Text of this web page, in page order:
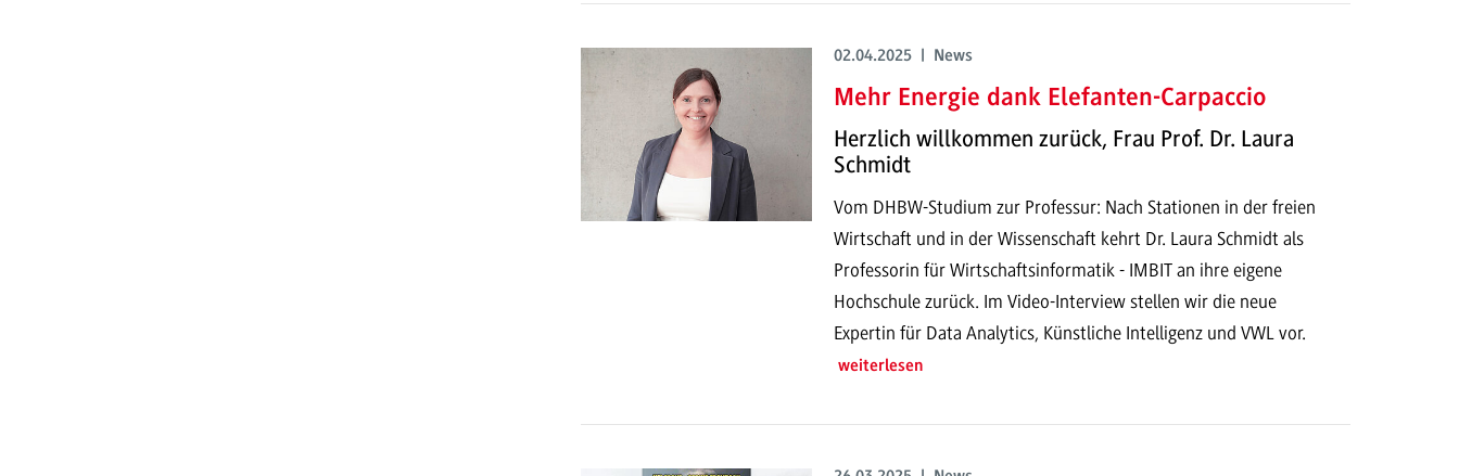
02.04.2025 | News
Mehr Energie dank Elefanten-Carpaccio
Herzlich willkommen zurück, Frau Prof. Dr. Laura
Schmidt
Vom DHBW-Studium zur Professur: Nach Stationen in der freien
Wirtschaft und in der Wissenschaft kehrt Dr. Laura Schmidt als
Professorin für Wirtschaftsinformatik - IMBIT an ihre eigene
Hochschule zurück. Im Video-Interview stellen wir die neue
Expertin für Data Analytics, Künstliche Intelligenz und VWL vor.
weiterlesen